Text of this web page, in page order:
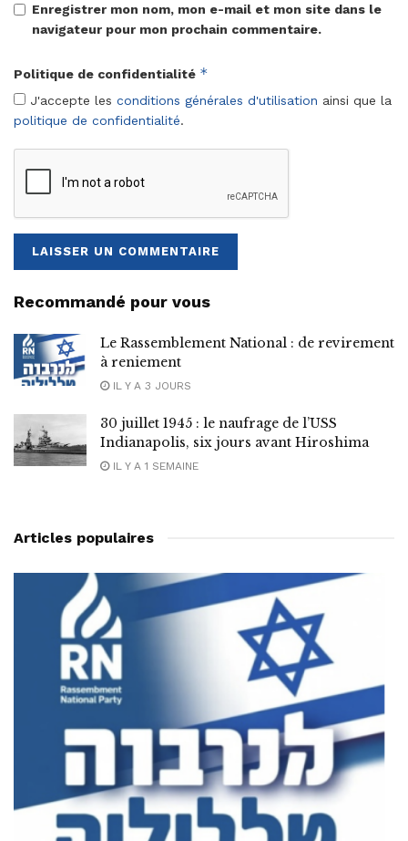
Enregistrer mon nom, mon e-mail et mon site dans le
navigateur pour mon prochain commentaire.
Politique de confidentialité *
J'accepte les conditions générales d'utilisation ainsi que la
politique de confidentialité.
Recommandé pour vous
Le Rassemblement National : de revirement
à reniement
IL Y A 3 JOURS
30 juillet 1945 : le naufrage de l’USS
Indianapolis, six jours avant Hiroshima
IL Y A 1 SEMAINE
Articles populaires